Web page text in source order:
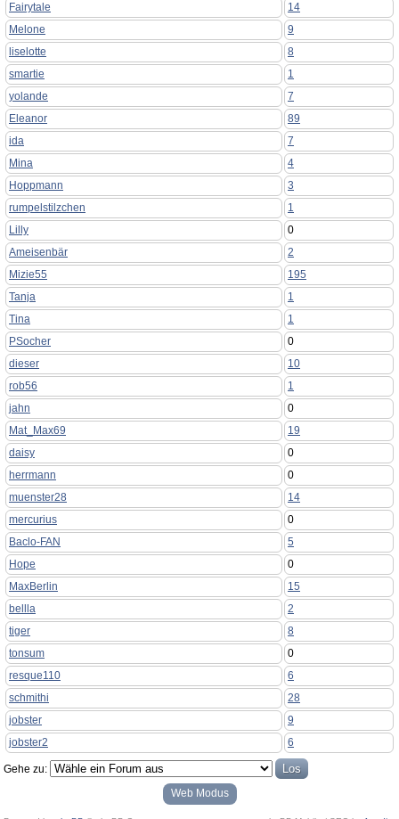
Fairytale
14
Melone
9
liselotte
8
smartie
1
yolande
7
Eleanor
89
ida
7
Mina
4
Hoppmann
3
rumpelstilzchen
1
Lilly
0
Ameisenbär
2
Mizie55
195
Tanja
1
Tina
1
PSocher
0
dieser
10
rob56
1
jahn
0
Mat_Max69
19
daisy
0
herrmann
0
muenster28
14
mercurius
0
Baclo-FAN
5
Hope
0
MaxBerlin
15
bellla
2
tiger
8
tonsum
0
resque110
6
schmithi
28
jobster
9
jobster2
6
Gehe zu:
Web Modus